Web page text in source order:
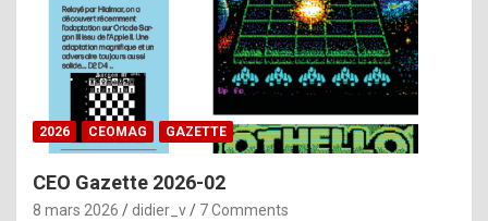
y
b
e
b
y
g
2026 CEOMAG GAZETTE
CEO Gazette 2026-02
8 mars 2026 didier_v 7 Comments